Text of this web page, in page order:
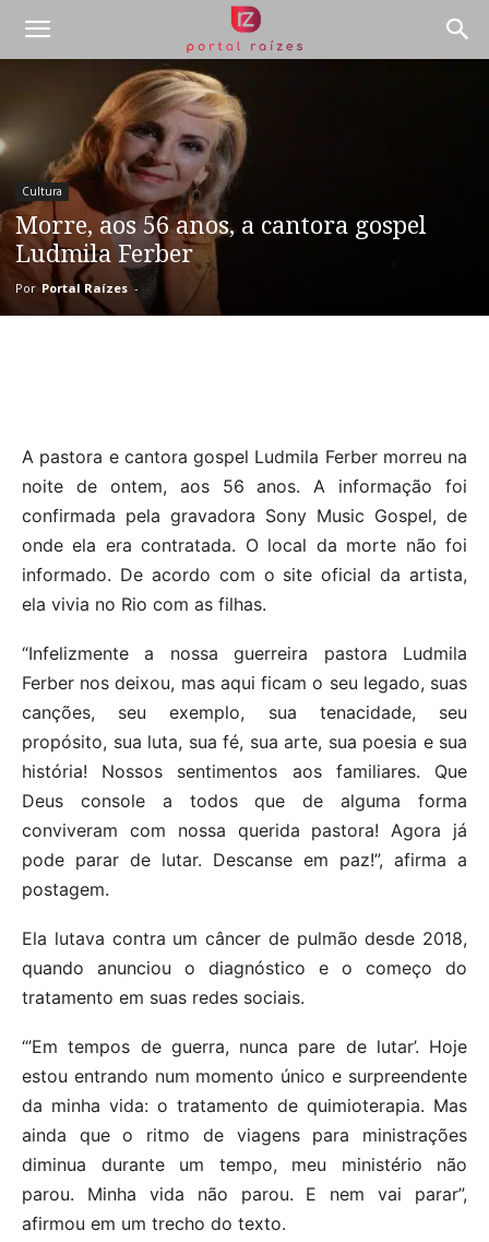
Cultura
Morre, aos 56 anos, a cantora gospel
Ludmila Ferber
Por Portal Raízes -
A pastora e cantora gospel Ludmila Ferber morreu na
noite de ontem, aos 56 anos. A informação foi
confirmada pela gravadora Sony Music Gospel, de
onde ela era contratada. O local da morte não foi
informado. De acordo com o site oficial da artista,
ela vivia no Rio com as filhas.
“Infelizmente a nossa guerreira pastora Ludmila
Ferber nos deixou, mas aqui ficam o seu legado, suas
canções, seu exemplo, sua tenacidade, seu
propósito, sua luta, sua fé, sua arte, sua poesia e sua
história! Nossos sentimentos aos familiares. Que
Deus console a todos que de alguma forma
conviveram com nossa querida pastora! Agora já
pode parar de lutar. Descanse em paz!”, afirma a
postagem.
Ela lutava contra um câncer de pulmão desde 2018,
quando anunciou o diagnóstico e o começo do
tratamento em suas redes sociais.
“’Em tempos de guerra, nunca pare de lutar’. Hoje
estou entrando num momento único e surpreendente
da minha vida: o tratamento de quimioterapia. Mas
ainda que o ritmo de viagens para ministrações
diminua durante um tempo, meu ministério não
parou. Minha vida não parou. E nem vai parar”,
afirmou em um trecho do texto.